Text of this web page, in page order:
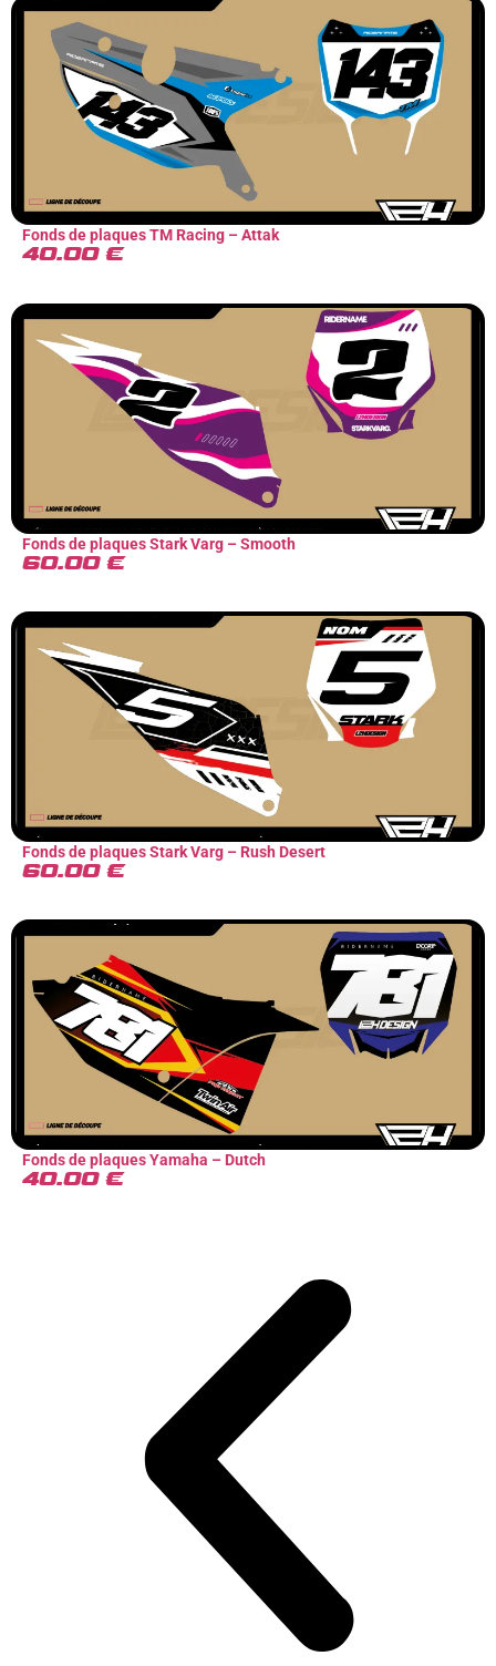
Fonds de plaques TM Racing – Attak
40.00 €
Fonds de plaques Stark Varg – Smooth
60.00 €
Fonds de plaques Stark Varg – Rush Desert
60.00 €
Fonds de plaques Yamaha – Dutch
40.00 €